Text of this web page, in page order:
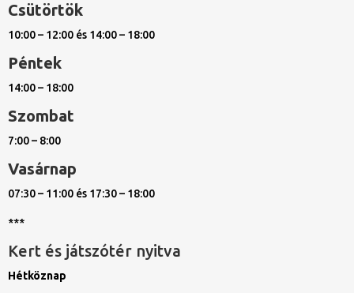
Csütörtök
10:00 – 12:00 és 14:00 – 18:00
Péntek
14:00 – 18:00
Szombat
7:00 – 8:00
Vasárnap
07:30 – 11:00 és 17:30 – 18:00
***
Kert és játszótér nyitva
Hétköznap